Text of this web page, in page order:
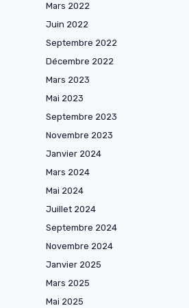
Mars 2022
Juin 2022
Septembre 2022
Décembre 2022
Mars 2023
Mai 2023
Septembre 2023
Novembre 2023
Janvier 2024
Mars 2024
Mai 2024
Juillet 2024
Septembre 2024
Novembre 2024
Janvier 2025
Mars 2025
Mai 2025